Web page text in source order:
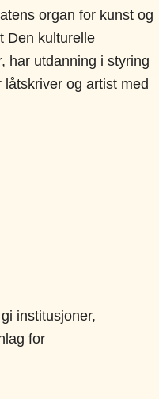
organ for kunst og
Den kulturelle
har utdanning i styring
og artist med
institusjoner,
for